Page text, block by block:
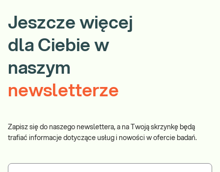
Jeszcze więcej
dla Ciebie w
naszym
newsletterze
Zapisz się do naszego newslettera, a na Twoją skrzynkę będą
trafiać informacje dotyczące usług i nowości w ofercie badań.